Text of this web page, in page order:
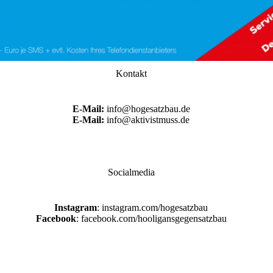
Kontakt
E-Mail: info@hogesatzbau.de
E-Mail: info@aktivistmuss.de
Socialmedia
Instagram: instagram.com/hogesatzbau
Facebook: facebook.com/hooligansgegensatzbau